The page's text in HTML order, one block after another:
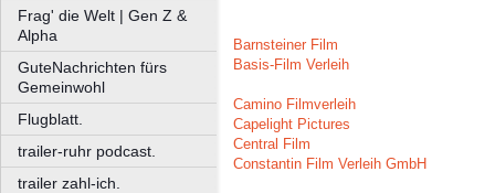
Frag' die Welt | Gen Z &
Alpha
GuteNachrichten fürs
Gemeinwohl
Flugblatt.
trailer-ruhr podcast.
trailer zahl-ich.
Barnsteiner Film
Basis-Film Verleih
Camino Filmverleih
Capelight Pictures
Central Film
Constantin Film Verleih GmbH